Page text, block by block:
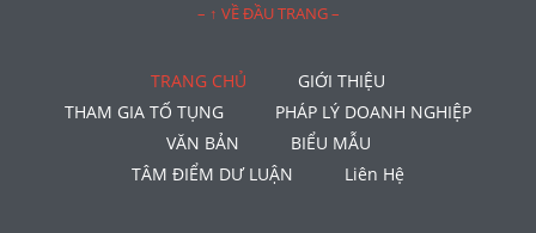
– ↑ VỀ ĐẦU TRANG –
TRANG CHỦ
GIỚI THIỆU
THAM GIA TỐ TỤNG
PHÁP LÝ DOANH NGHIỆP
VĂN BẢN
BIỂU MẪU
TÂM ĐIỂM DƯ LUẬN
Liên Hệ